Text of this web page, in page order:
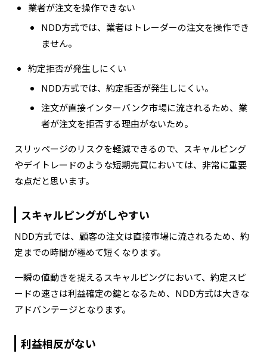
業者が注文を操作できない
NDD方式では、業者はトレーダーの注文を操作でき
ません。
約定拒否が発生しにくい
NDD方式では、約定拒否が発生しにくい。
注文が直接インターバンク市場に流されるため、業
者が注文を拒否する理由がないため。
スリッページのリスクを軽減できるので、スキャルピング
やデイトレードのような短期売買においては、非常に重要
な点だと思います。
スキャルピングがしやすい
NDD方式では、顧客の注文は直接市場に流されるため、約
定までの時間が極めて短くなります。
一瞬の値動きを捉えるスキャルピングにおいて、約定スピ
ードの速さは利益確定の鍵となるため、NDD方式は大きな
アドバンテージとなります。
利益相反がない